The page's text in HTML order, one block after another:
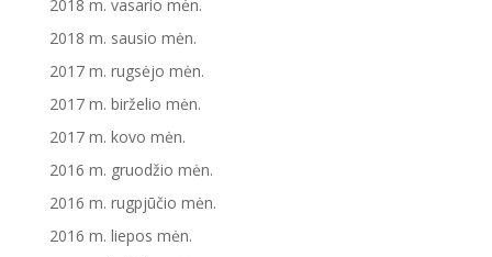
2018 m. vasario mėn.
2018 m. sausio mėn.
2017 m. rugsėjo mėn.
2017 m. birželio mėn.
2017 m. kovo mėn.
2016 m. gruodžio mėn.
2016 m. rugpjūčio mėn.
2016 m. liepos mėn.